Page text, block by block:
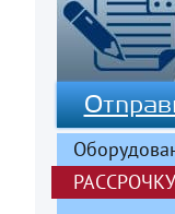
РАССРОЧКУ